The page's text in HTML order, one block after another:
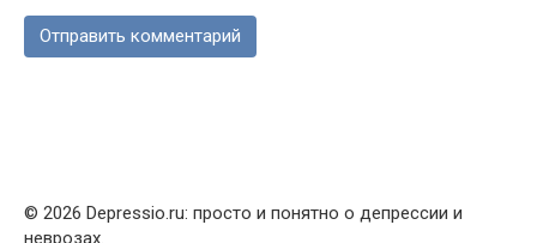
© 2026 Depressio.ru: просто и понятно о депрессии и
неврозах.